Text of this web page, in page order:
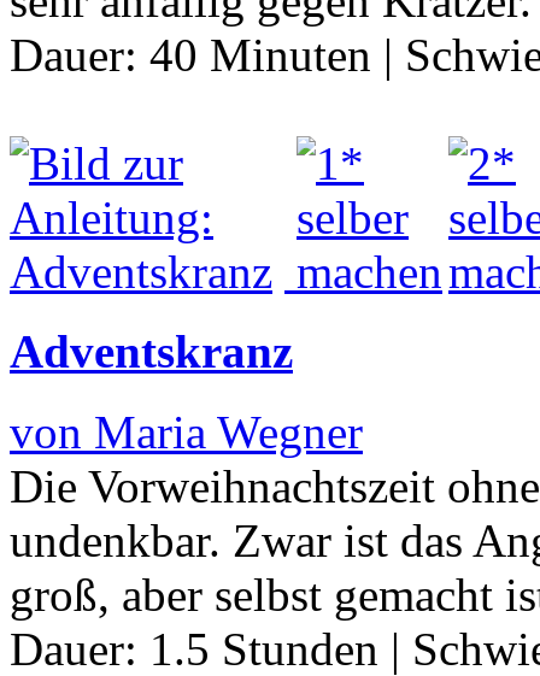
Dauer: 40 Minuten |
Adventskranz
von Maria Wegner
Die Vorweihnachtszeit
undenkbar. Zwar ist das
groß, aber selbst gemacht
Dauer: 1.5 Stunden |